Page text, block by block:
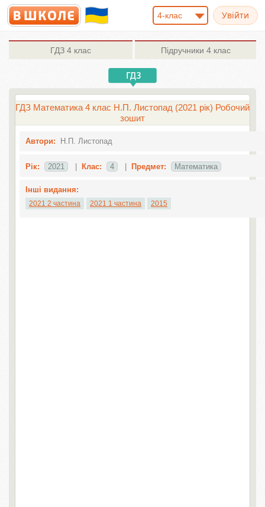
4-клас
ГДЗ 4 клас Підручники 4 клас
ГДЗ Математика 4 клас Н.П. Листопад (2021 рік) Робочий
зошит
Автори: Н.П. Листопад
Рік: 2021 Клас: 4 Предмет: Математика
Інші видання:
2021 2 частина 2021 1 частина 2015